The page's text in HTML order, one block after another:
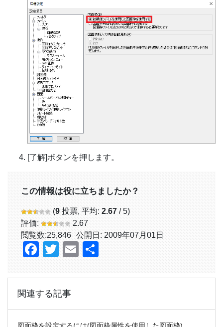
[了解]ボタンを押します。
この情報は役に立ちましたか？
(9 投票, 平均: 2.67 / 5)
評価:
2.67
閲覧数:25,846 公開日: 2009年07月01日
Facebook
TwitterEmail
関連する記事